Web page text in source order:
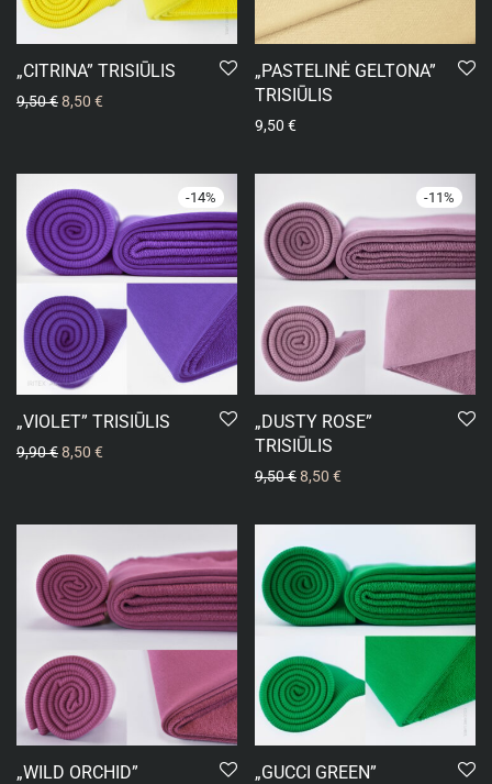
„CITRINA” TRISIŪLIS
9,50€8,50 €
„PASTELINĖ GELTONA”
TRISIŪLIS
9,50 €
-14%
„VIOLET” TRISIŪLIS
9,90€8,50 €
-11%
„DUSTY ROSE”
TRISIŪLIS
9,50€8,50 €
„WILD ORCHID”
„GUCCI GREEN”